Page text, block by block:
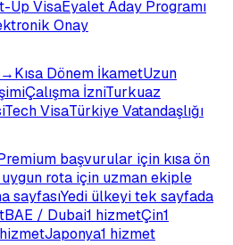
Up VisaEyalet Aday Programı
Onay
Kısa Dönem İkametUzun
Çalışma İzniTurkuaz
Tech VisaTürkiye Vatandaşlığı
başvurular için kısa ön
uygun rota için uzman ekiple
sayfasıYedi ülkeyi tek sayfada
BAE / Dubai1 hizmetÇin1
Japonya1 hizmet